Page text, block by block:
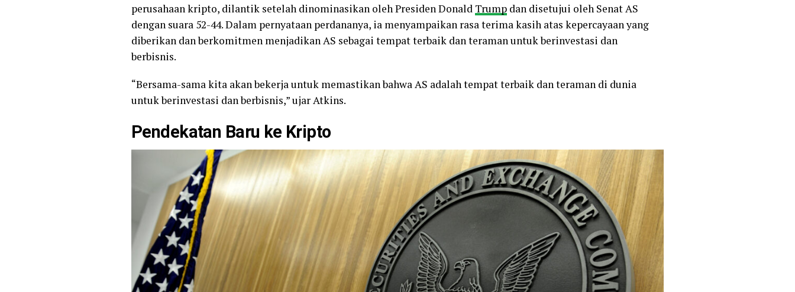
perusahaan kripto, dilantik setelah dinominasikan oleh Presiden Donald Trump dan disetujui oleh Senat AS
dengan suara 52-44. Dalam pernyataan perdananya, ia menyampaikan rasa terima kasih atas kepercayaan yang
diberikan dan berkomitmen menjadikan AS sebagai tempat terbaik dan teraman untuk berinvestasi dan
berbisnis.
“Bersama-sama kita akan bekerja untuk memastikan bahwa AS adalah tempat terbaik dan teraman di dunia
untuk berinvestasi dan berbisnis,” ujar Atkins.
Pendekatan Baru ke Kripto